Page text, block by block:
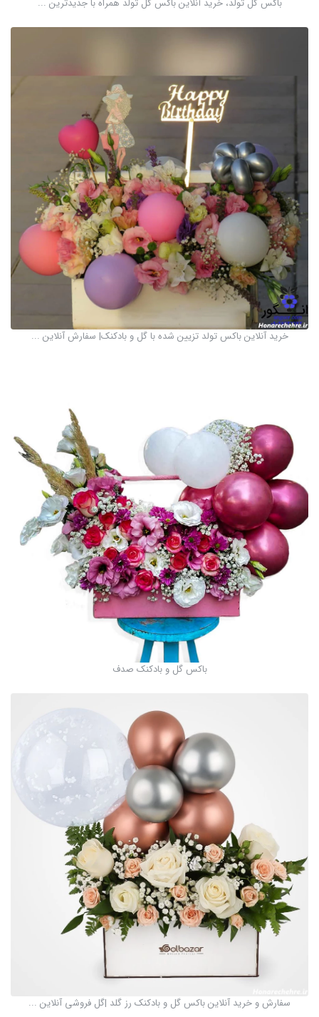
خرید آنلاین باکس تولد تزیین شده با گل و بادکنک| سفارش آنلاین ...
باکس گل و بادکنک صدف
سفارش و خرید آنلاین باکس گل و بادکنک رز گلد |گل فروشی آنلاین ...